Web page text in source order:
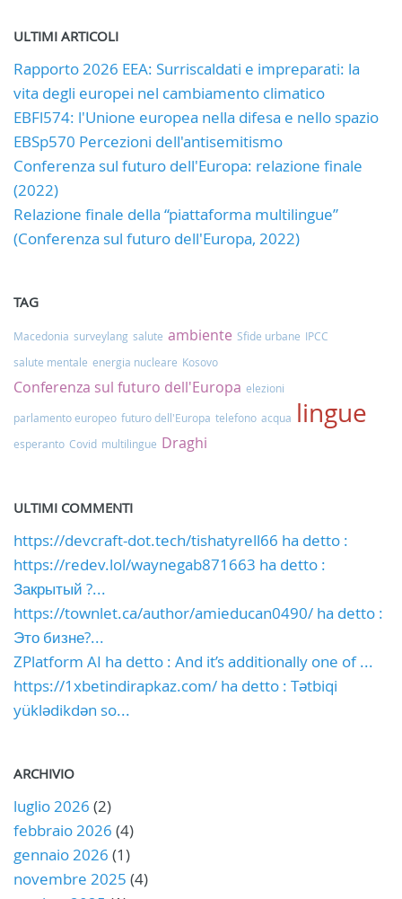
ULTIMI ARTICOLI
Rapporto 2026 EEA: Surriscaldati e impreparati: la
vita degli europei nel cambiamento climatico
EBFl574: l'Unione europea nella difesa e nello spazio
EBSp570 Percezioni dell'antisemitismo
Conferenza sul futuro dell'Europa: relazione finale
(2022)
Relazione finale della “piattaforma multilingue”
(Conferenza sul futuro dell'Europa, 2022)
TAG
Macedonia surveylang salute ambiente Sfide urbane IPCC
salute mentale energia nucleare Kosovo
Conferenza sul futuro dell'Europa elezioni
parlamento europeo futuro dell'Europa telefono acqua lingue
esperanto Covid multilingue Draghi
ULTIMI COMMENTI
https://devcraft-dot.tech/tishatyrell66 ha detto :
https://redev.lol/waynegab871663 ha detto :
Закрытый ?...
https://townlet.ca/author/amieducan0490/ ha detto :
Это бизне?...
ZPlatform AI ha detto : And it’s additionally one of ...
https://1xbetindirapkaz.com/ ha detto : Tətbiqi
yüklədikdən so...
ARCHIVIO
luglio 2026 (2)
febbraio 2026 (4)
gennaio 2026 (1)
novembre 2025 (4)